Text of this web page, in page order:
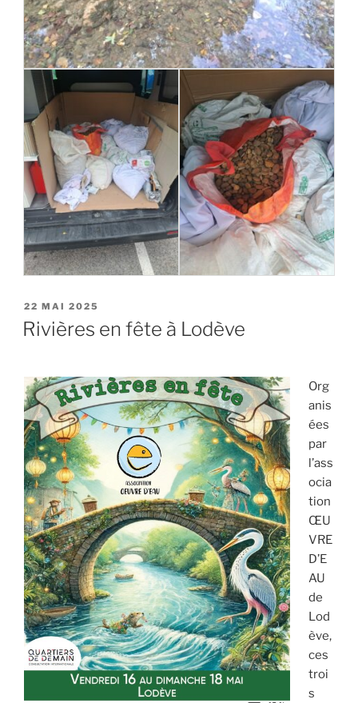
PUBLIÉ
LE
22 MAI 2025
Rivières en fête à Lodève
Org
anis
ées
par
l’ass
ocia
tion
ŒU
VRE
D’E
AU
de
Lod
ève,
ces
troi
s